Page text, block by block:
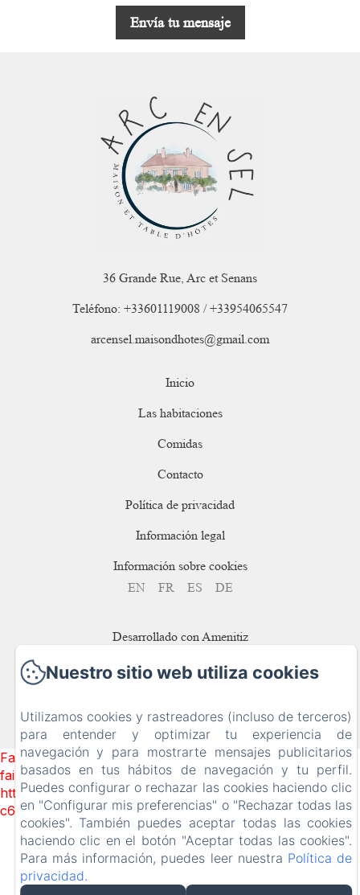
36 Grande Rue, Arc et Senans
Teléfono: +33601119008 / +33954065547
arcensel.maisondhotes@gmail.com
Inicio
Las habitaciones
Comidas
Contacto
Política de privacidad
Información legal
Información sobre cookies
EN
FR ES DE
Desarrollado con Amenitiz
Failed to load BookingEngine/index: Loading chunk 1322
failed. (missing:
https://d1cmur5l0xva3h.cloudfront.net/packs/1322-
c6e932f9d3d27b65-1bf7c4dc6a241241.js)
Nuestro sitio web utiliza cookies
Utilizamos cookies y rastreadores (incluso de terceros)
para entender y optimizar tu experiencia de
navegación y para mostrarte mensajes publicitarios
basados en tus hábitos de navegación y tu perfil.
Puedes configurar o rechazar las cookies haciendo clic
en "Configurar mis preferencias" o "Rechazar todas las
cookies". También puedes aceptar todas las cookies
haciendo clic en el botón "Aceptar todas las cookies".
Para más información, puedes leer nuestra Política de
privacidad.